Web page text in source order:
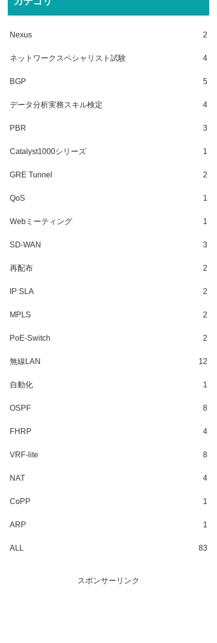
Nexus 2
ネットワークスペシャリスト試験 4
BGP 5
データ分析実務スキル検定 4
PBR 3
Catalyst1000シリーズ 1
GRE Tunnel 2
QoS 1
Webミーティング 1
SD-WAN 3
再配布 2
IP SLA 2
MPLS 2
PoE-Switch 2
無線LAN 12
自動化 1
OSPF 8
FHRP 4
VRF-lite 8
NAT 4
CoPP 1
ARP 1
ALL 83
スポンサーリンク